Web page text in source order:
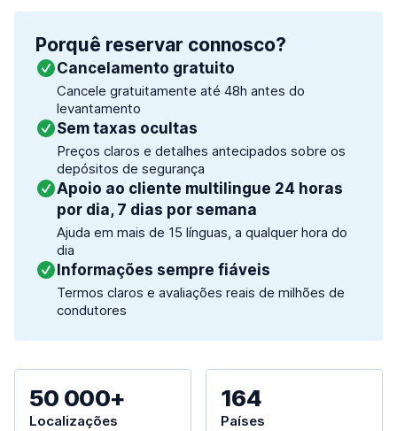
Porquê reservar connosco?
Cancelamento gratuito
Cancele gratuitamente até 48h antes do
levantamento
Sem taxas ocultas
Preços claros e detalhes antecipados sobre os
depósitos de segurança
Apoio ao cliente multilingue 24 horas
por dia, 7 dias por semana
Ajuda em mais de 15 línguas, a qualquer hora do
dia
Informações sempre fiáveis
Termos claros e avaliações reais de milhões de
condutores
50 000+
Localizações
164
Países